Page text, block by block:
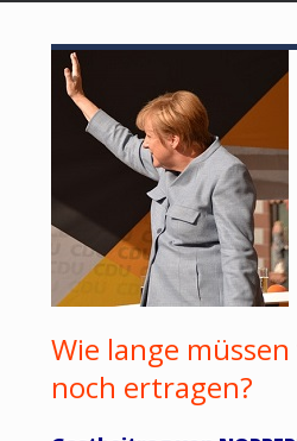
Wie lange
noch ertragen?